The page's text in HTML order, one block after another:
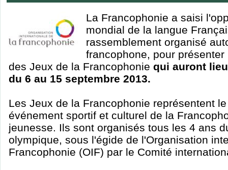
La Francophonie a saisi
mondial de la langue
rassemblement organisé
francophone, pour
des Jeux de la Francophonie qui auront
du 6 au 15 septembre 2013.
Les Jeux de la Francophonie représentent
événement sportif et culturel de la
jeunesse. Ils sont organisés tous les 4 ans
olympique, sous l'égide de l'Organisation
Francophonie (OIF) par le Comité